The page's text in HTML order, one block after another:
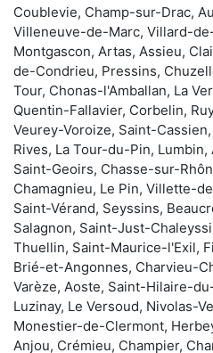
Coublevie, Champ-sur-Drac,
Villeneuve-de-Marc, Villard-
Montgascon, Artas, Assieu,
de-Condrieu, Pressins,
Tour, Chonas-l'Amballan, La
Quentin-Fallavier, Corbelin,
Veurey-Voroize, Saint-
Rives, La Tour-du-Pin,
Saint-Geoirs, Chasse-sur-
Chamagnieu, Le Pin, Villette-
Saint-Vérand, Seyssins,
Salagnon, Saint-Just-
Thuellin, Saint-Maurice-l'Exil,
Brié-et-Angonnes, Charvieu-
Varèze, Aoste, Saint-Hilaire-
Luzinay, Le Versoud, Nivolas-
Monestier-de-Clermont,
Anjou, Crémieu, Champier,